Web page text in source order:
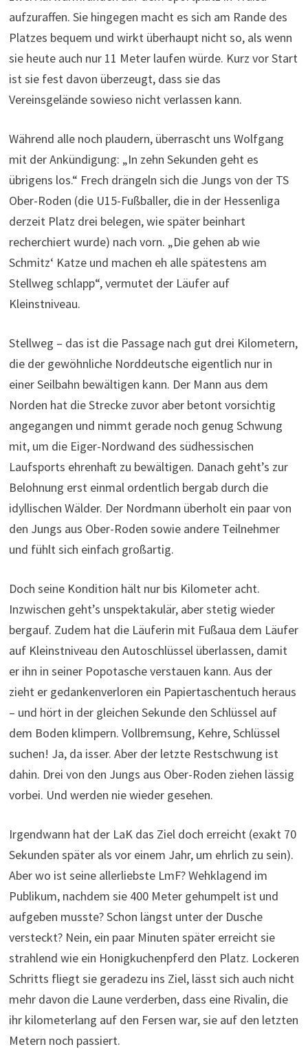
aufzuraffen. Sie hingegen macht es sich am Rande des
Platzes bequem und wirkt überhaupt nicht so, als wenn
sie heute auch nur 11 Meter laufen würde. Kurz vor Start
ist sie fest davon überzeugt, dass sie das
Vereinsgelände sowieso nicht verlassen kann.
Während alle noch plaudern, überrascht uns Wolfgang
mit der Ankündigung: „In zehn Sekunden geht es
übrigens los.“ Frech drängeln sich die Jungs von der TS
Ober-Roden (die U15-Fußballer, die in der Hessenliga
derzeit Platz drei belegen, wie später beinhart
recherchiert wurde) nach vorn. „Die gehen ab wie
Schmitz‘ Katze und machen eh alle spätestens am
Stellweg schlapp“, vermutet der Läufer auf
Kleinstniveau.
Stellweg – das ist die Passage nach gut drei Kilometern,
die der gewöhnliche Norddeutsche eigentlich nur in
einer Seilbahn bewältigen kann. Der Mann aus dem
Norden hat die Strecke zuvor aber betont vorsichtig
angegangen und nimmt gerade noch genug Schwung
mit, um die Eiger-Nordwand des südhessischen
Laufsports ehrenhaft zu bewältigen. Danach geht’s zur
Belohnung erst einmal ordentlich bergab durch die
idyllischen Wälder. Der Nordmann überholt ein paar von
den Jungs aus Ober-Roden sowie andere Teilnehmer
und fühlt sich einfach großartig.
Doch seine Kondition hält nur bis Kilometer acht.
Inzwischen geht’s unspektakulär, aber stetig wieder
bergauf. Zudem hat die Läuferin mit Fußaua dem Läufer
auf Kleinstniveau den Autoschlüssel überlassen, damit
er ihn in seiner Popotasche verstauen kann. Aus der
zieht er gedankenverloren ein Papiertaschentuch heraus
– und hört in der gleichen Sekunde den Schlüssel auf
dem Boden klimpern. Vollbremsung, Kehre, Schlüssel
suchen! Ja, da isser. Aber der letzte Restschwung ist
dahin. Drei von den Jungs aus Ober-Roden ziehen lässig
vorbei. Und werden nie wieder gesehen.
Irgendwann hat der LaK das Ziel doch erreicht (exakt 70
Sekunden später als vor einem Jahr, um ehrlich zu sein).
Aber wo ist seine allerliebste LmF? Wehklagend im
Publikum, nachdem sie 400 Meter gehumpelt ist und
aufgeben musste? Schon längst unter der Dusche
versteckt? Nein, ein paar Minuten später erreicht sie
strahlend wie ein Honigkuchenpferd den Platz. Lockeren
Schritts fliegt sie geradezu ins Ziel, lässt sich auch nicht
mehr davon die Laune verderben, dass eine Rivalin, die
ihr kilometerlang auf den Fersen war, sie auf den letzten
Metern noch passiert.